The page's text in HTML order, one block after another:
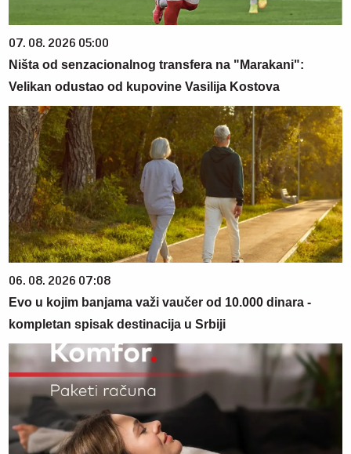
07. 08. 2026 05:00
Ništa od senzacionalnog transfera na "Marakani":
Velikan odustao od kupovine Vasilija Kostova
06. 08. 2026 07:08
Evo u kojim banjama važi vaučer od 10.000 dinara -
kompletan spisak destinacija u Srbiji